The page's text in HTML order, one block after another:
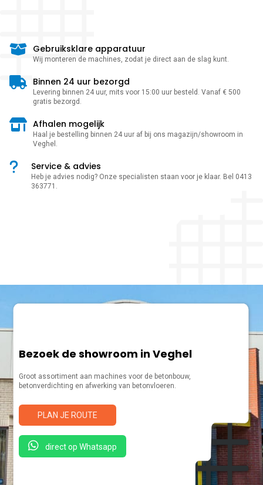
Gebruiksklare apparatuur
Wij monteren de machines, zodat je direct aan de slag kunt.
Binnen 24 uur bezorgd
Levering binnen 24 uur, mits voor 15:00 uur besteld. Vanaf € 500
gratis bezorgd.
Afhalen mogelijk
Haal je bestelling binnen 24 uur af bij ons magazijn/showroom in
Veghel.
Service & advies
Heb je advies nodig? Onze specialisten staan voor je klaar. Bel 0413
363771.
Bezoek de showroom in Veghel
Groot assortiment aan machines voor de betonbouw,
betonverdichting en afwerking van betonvloeren.
PLAN JE ROUTE
direct op Whatsapp